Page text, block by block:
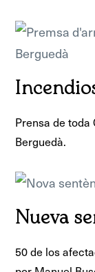
Prensa de
Berguedà.
Nueva
50 de los